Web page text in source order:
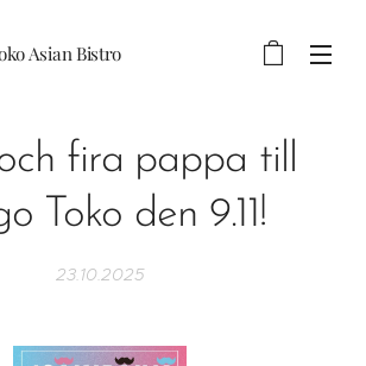
Asian Bistro
fira pappa till
Toko den 9.11!
23.10.2025